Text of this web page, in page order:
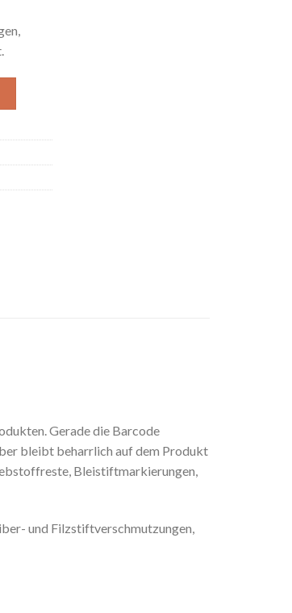
Gerade die Barcode
bleibt beharrlich auf dem Produkt
Bleistiftmarkierungen,
und Filzstiftverschmutzungen,